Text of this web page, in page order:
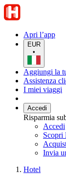
Apri l’app
EUR
•
Aggiungi la
Assistenza
I miei viaggi
Accedi
Risparmia
Accedi
Scopri
Invia
Hotel